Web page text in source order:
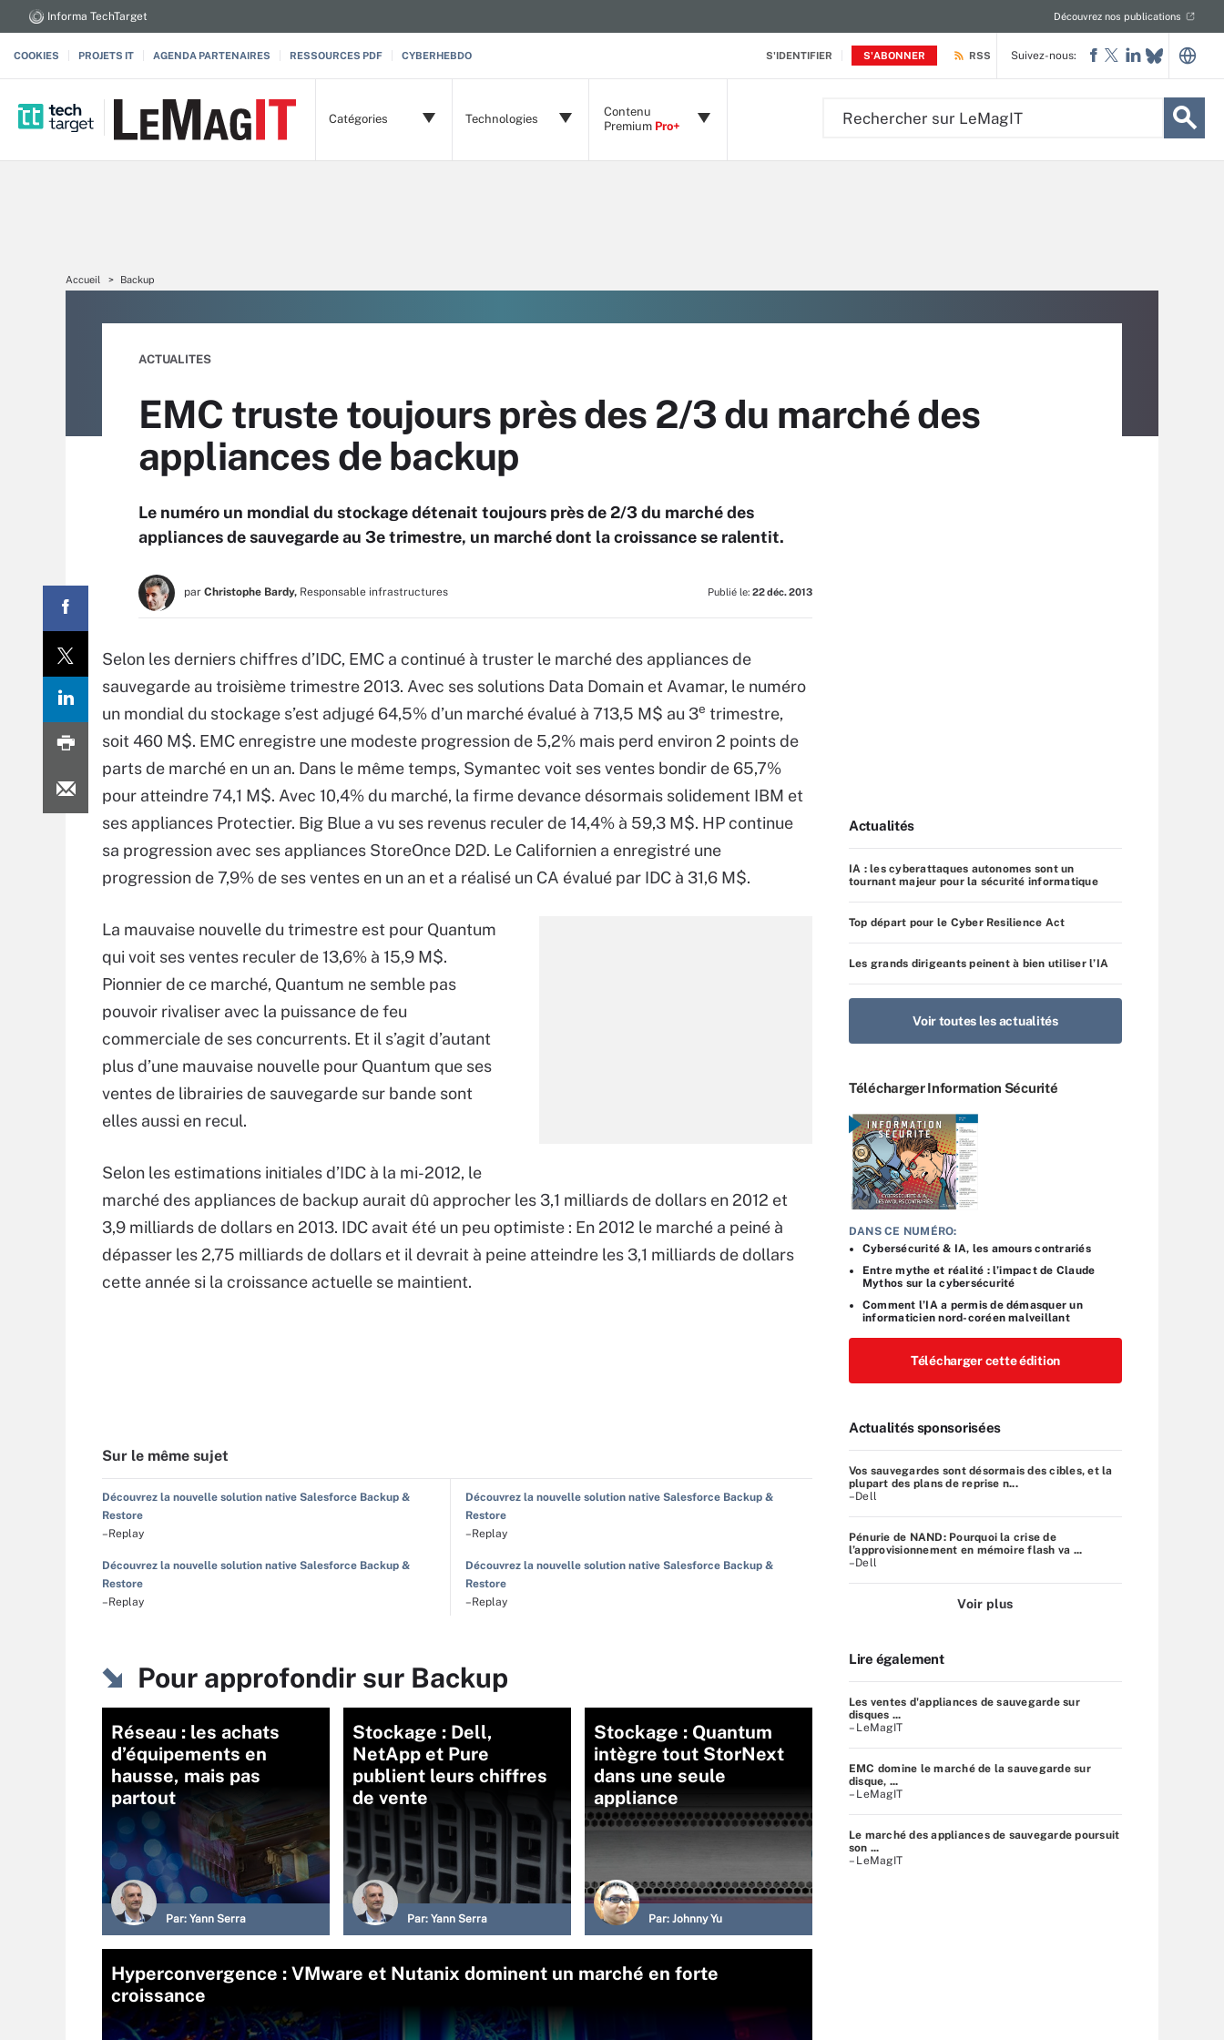
S'IDENTIFIER S'ABONNER
Informa TechTarget Découvrez nos publications
COOKIES PROJETS IT AGENDA PARTENAIRES RESSOURCES PDF CYBERHEBDO RSS
Catégories Technologies
Contenu
Premium Pro+
Suivez-nous:
Accueil Backup
ACTUALITES
EMC truste toujours près des 2/3 du marché des
appliances de backup
Le numéro un mondial du stockage détenait toujours près de 2/3 du marché des
appliances de sauvegarde au 3e trimestre, un marché dont la croissance se ralentit.
par Christophe Bardy, Responsable infrastructures Publié le: 22 déc. 2013
Selon les derniers chiffres d’IDC, EMC a continué à truster le marché des appliances de
sauvegarde au troisième trimestre 2013. Avec ses solutions Data Domain et Avamar, le numéro
un mondial du stockage s’est adjugé 64,5% d’un marché évalué à 713,5 M$ au 3e trimestre,
soit 460 M$. EMC enregistre une modeste progression de 5,2% mais perd environ 2 points de
parts de marché en un an. Dans le même temps, Symantec voit ses ventes bondir de 65,7%
pour atteindre 74,1 M$. Avec 10,4% du marché, la firme devance désormais solidement IBM et
ses appliances Protectier. Big Blue a vu ses revenus reculer de 14,4% à 59,3 M$. HP continue
sa progression avec ses appliances StoreOnce D2D. Le Californien a enregistré une
progression de 7,9% de ses ventes en un an et a réalisé un CA évalué par IDC à 31,6 M$.
La mauvaise nouvelle du trimestre est pour Quantum
qui voit ses ventes reculer de 13,6% à 15,9 M$.
Pionnier de ce marché, Quantum ne semble pas
pouvoir rivaliser avec la puissance de feu
commerciale de ses concurrents. Et il s’agit d’autant
plus d’une mauvaise nouvelle pour Quantum que ses
ventes de librairies de sauvegarde sur bande sont
elles aussi en recul.
Selon les estimations initiales d’IDC à la mi-2012, le
marché des appliances de backup aurait dû approcher les 3,1 milliards de dollars en 2012 et
3,9 milliards de dollars en 2013. IDC avait été un peu optimiste : En 2012 le marché a peiné à
dépasser les 2,75 milliards de dollars et il devrait à peine atteindre les 3,1 milliards de dollars
cette année si la croissance actuelle se maintient.
Sur le même sujet
Découvrez la nouvelle solution native Salesforce Backup &
Restore
–Replay
Découvrez la nouvelle solution native Salesforce Backup &
Restore
–Replay
Découvrez la nouvelle solution native Salesforce Backup &
Restore
–Replay
Découvrez la nouvelle solution native Salesforce Backup &
Restore
–Replay
Pour approfondir sur Backup
Réseau : les achats
d’équipements en
hausse, mais pas
partout
Par: Yann Serra
Stockage : Dell,
NetApp et Pure
publient leurs chiffres
de vente
Par: Yann Serra
Stockage : Quantum
intègre tout StorNext
dans une seule
appliance
Par: Johnny Yu
Hyperconvergence : VMware et Nutanix dominent un marché en forte
croissance
Actualités
IA : les cyberattaques autonomes sont un
tournant majeur pour la sécurité informatique
Top départ pour le Cyber Resilience Act
Les grands dirigeants peinent à bien utiliser l’IA
Voir toutes les actualités
Télécharger Information Sécurité
DANS CE NUMÉRO:
Cybersécurité & IA, les amours contrariés
Entre mythe et réalité : l’impact de Claude
Mythos sur la cybersécurité
Comment l’IA a permis de démasquer un
informaticien nord-coréen malveillant
Télécharger cette édition
Actualités sponsorisées
Vos sauvegardes sont désormais des cibles, et la
plupart des plans de reprise n...
–Dell
Pénurie de NAND: Pourquoi la crise de
l’approvisionnement en mémoire flash va ...
–Dell
Voir plus
Lire également
Les ventes d'appliances de sauvegarde sur
disques ...
– LeMagIT
EMC domine le marché de la sauvegarde sur
disque, ...
– LeMagIT
Le marché des appliances de sauvegarde poursuit
son ...
– LeMagIT